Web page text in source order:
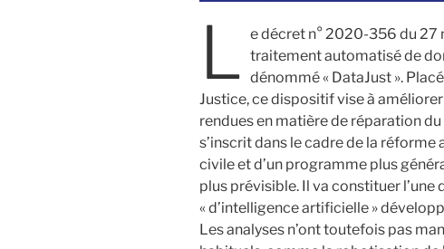
L e décret n° 2020-356 du 27
traitement automatisé de
dénommé « DataJust ».
Justice, ce dispositif vise à
rendues en matière de réparation
s’inscrit dans le cadre de la
civile et d’un programme plus
plus prévisible. Il va constituer
« d’intelligence artificielle »
Les analyses n’ont toutefois pas